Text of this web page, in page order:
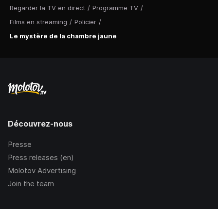
Regarder la TV en direct / Programme TV /
Films en streaming / Policier /
Le mystère de la chambre jaune
Découvrez-nous
Presse
Press releases (en)
Molotov Advertising
Join the team